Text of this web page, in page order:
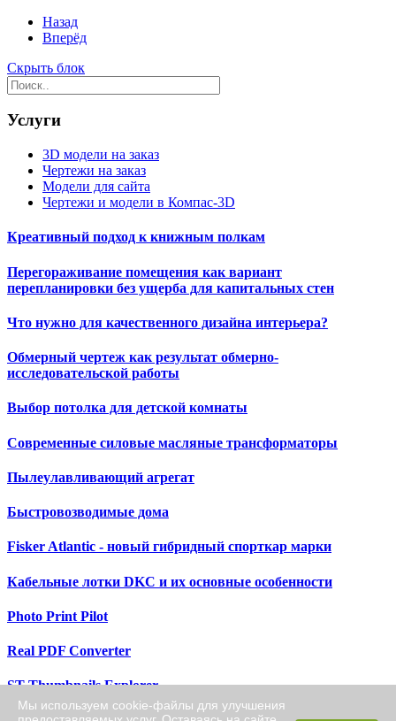
Назад
Вперёд
Скрыть блок
Услуги
3D модели на заказ
Чертежи на заказ
Модели для сайта
Чертежи и модели в Компас-3D
Креативный подход к книжным полкам
Перегораживание помещения как вариант
перепланировки без ущерба для капитальных стен
Что нужно для качественного дизайна интерьера?
Обмерный чертеж как результат обмерно-
исследовательской работы
Выбор потолка для детской комнаты
Современные силовые масляные трансформаторы
Пылеулавливающий агрегат
Быстровозводимые дома
Fisker Atlantic - новый гибридный спорткар марки
Кабельные лотки DKC и их основные особенности
Photo Print Pilot
Real PDF Converter
ST Thumbnails Explorer
Мы используем cookie-файлы для улучшения